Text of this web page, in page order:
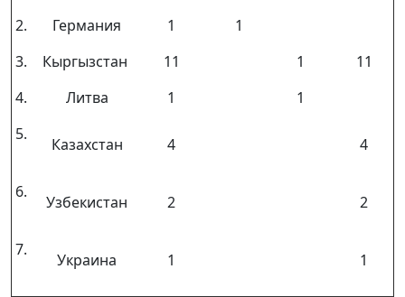
2.
Германия 1
1
3.
Кыргызстан 11 1
11
4.
Литва 1
1
5.
Казахстан 4 4
6.
Узбекистан 2 2
7.
Украина 1 1